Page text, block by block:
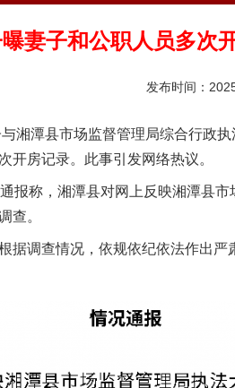
妻子和公职人员多次
发布时间：
潭县市场监督管理局综合行政执
开房记录。此事引发网络热议。
称，湘潭县对网上反映湘潭县市
查。
调查情况，依规依纪依法作出严